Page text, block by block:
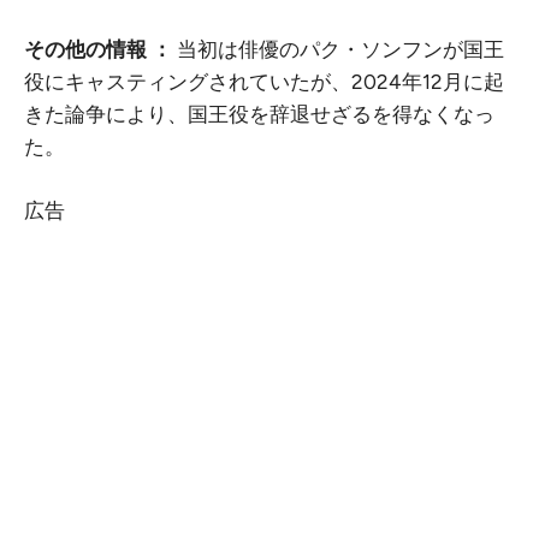
その他の情報 ： 当初は俳優のパク・ソンフンが国王
役にキャスティングされていたが、2024年12月に起
きた論争により、国王役を辞退せざるを得なくなっ
た。
広告